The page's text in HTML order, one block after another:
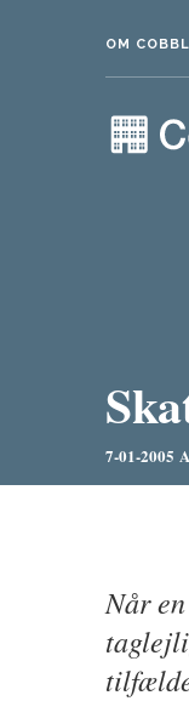
OM
7-01-2005
Når